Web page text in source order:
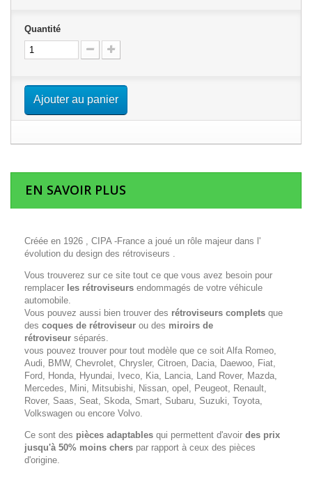
Quantité
Ajouter au panier
EN SAVOIR PLUS
Créée en 1926 , CIPA -France a joué un rôle majeur dans l'
évolution du design des rétroviseurs .
Vous trouverez sur ce site tout ce que vous avez besoin pour
remplacer les rétroviseurs endommagés de votre véhicule
automobile.
Vous pouvez aussi bien trouver des rétroviseurs complets que
des coques de rétroviseur ou des miroirs de
rétroviseur séparés.
vous pouvez trouver pour tout modèle que ce soit Alfa Romeo,
Audi, BMW, Chevrolet, Chrysler, Citroen, Dacia, Daewoo, Fiat,
Ford, Honda, Hyundai, Iveco, Kia, Lancia, Land Rover, Mazda,
Mercedes, Mini, Mitsubishi, Nissan, opel, Peugeot, Renault,
Rover, Saas, Seat, Skoda, Smart, Subaru, Suzuki, Toyota,
Volkswagen ou encore Volvo.
Ce sont des pièces adaptables qui permettent d'avoir des prix
jusqu'à 50% moins chers par rapport à ceux des pièces
d'origine.